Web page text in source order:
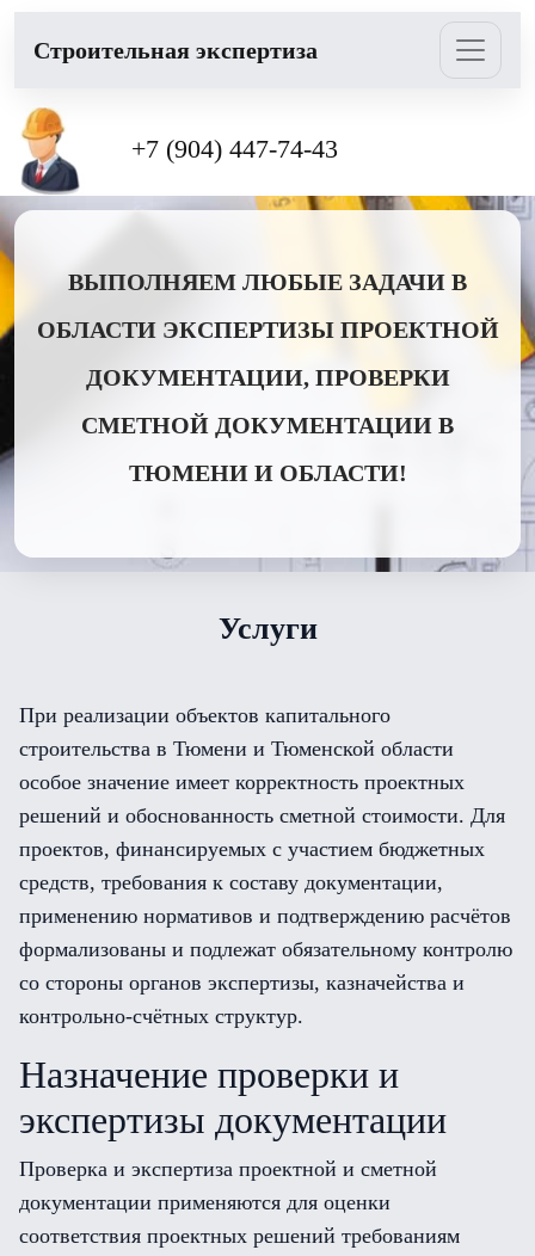
Cтроительная экспертиза
+7 (904) 447-74-43
ВЫПОЛНЯЕМ ЛЮБЫЕ ЗАДАЧИ В
ОБЛАСТИ ЭКСПЕРТИЗЫ ПРОЕКТНОЙ
ДОКУМЕНТАЦИИ, ПРОВЕРКИ
СМЕТНОЙ ДОКУМЕНТАЦИИ В
ТЮМЕНИ И ОБЛАСТИ!
Услуги
При реализации объектов капитального
строительства в Тюмени и Тюменской области
особое значение имеет корректность проектных
решений и обоснованность сметной стоимости. Для
проектов, финансируемых с участием бюджетных
средств, требования к составу документации,
применению нормативов и подтверждению расчётов
формализованы и подлежат обязательному контролю
со стороны органов экспертизы, казначейства и
контрольно-счётных структур.
Назначение проверки и
экспертизы документации
Проверка и экспертиза проектной и сметной
документации применяются для оценки
соответствия проектных решений требованиям